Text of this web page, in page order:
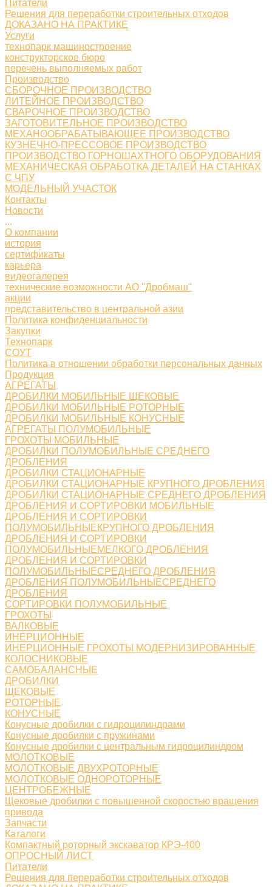
Питатели
Решения для переработки строительных отходов
ДОКАЗАНО НА ПРАКТИКЕ
Услуги
технопарк машиностроение
конструкторское бюро
перечень выполняемых работ
Производство
СБОРОЧНОЕ ПРОИЗВОДСТВО
ЛИТЕЙНОЕ ПРОИЗВОДСТВО
СВАРОЧНОЕ ПРОИЗВОДСТВО
ЗАГОТОВИТЕЛЬНОЕ ПРОИЗВОДСТВО
МЕХАНООБРАБАТЫВАЮЩЕЕ ПРОИЗВОДСТВО
КУЗНЕЧНО-ПРЕССОВОЕ ПРОИЗВОДСТВО
ПРОИЗВОДСТВО ГОРНОШАХТНОГО ОБОРУДОВАНИЯ
МЕХАНИЧЕСКАЯ ОБРАБОТКА ДЕТАЛЕЙ НА СТАНКАХ
С ЧПУ
МОДЕЛЬНЫЙ УЧАСТОК
Контакты
Новости
...
О компании
история
сертификаты
карьера
видеогалерея
технические возможности АО "Дробмаш"
акции
представительство в центральной азии
Политика конфиденциальности
Закупки
Технопарк
СОУТ
Политика в отношении обработки персональных данных
Продукция
АГРЕГАТЫ
ДРОБИЛКИ МОБИЛЬНЫЕ ЩЕКОВЫЕ
ДРОБИЛКИ МОБИЛЬНЫЕ РОТОРНЫЕ
ДРОБИЛКИ МОБИЛЬНЫЕ КОНУСНЫЕ
АГРЕГАТЫ ПОЛУМОБИЛЬНЫЕ
ГРОХОТЫ МОБИЛЬНЫЕ
ДРОБИЛКИ ПОЛУМОБИЛЬНЫЕ СРЕДНЕГО
ДРОБЛЕНИЯ
ДРОБИЛКИ СТАЦИОНАРНЫЕ
ДРОБИЛКИ СТАЦИОНАРНЫЕ КРУПНОГО ДРОБЛЕНИЯ
ДРОБИЛКИ СТАЦИОНАРНЫЕ СРЕДНЕГО ДРОБЛЕНИЯ
ДРОБЛЕНИЯ И СОРТИРОВКИ МОБИЛЬНЫЕ
ДРОБЛЕНИЯ И СОРТИРОВКИ
ПОЛУМОБИЛЬНЫЕКРУПНОГО ДРОБЛЕНИЯ
ДРОБЛЕНИЯ И СОРТИРОВКИ
ПОЛУМОБИЛЬНЫЕМЕЛКОГО ДРОБЛЕНИЯ
ДРОБЛЕНИЯ И СОРТИРОВКИ
ПОЛУМОБИЛЬНЫЕСРЕДНЕГО ДРОБЛЕНИЯ
ДРОБЛЕНИЯ ПОЛУМОБИЛЬНЫЕСРЕДНЕГО
ДРОБЛЕНИЯ
СОРТИРОВКИ ПОЛУМОБИЛЬНЫЕ
ГРОХОТЫ
ВАЛКОВЫЕ
ИНЕРЦИОННЫЕ
ИНЕРЦИОННЫЕ ГРОХОТЫ МОДЕРНИЗИРОВАННЫЕ
КОЛОСНИКОВЫЕ
САМОБАЛАНСНЫЕ
ДРОБИЛКИ
ЩЕКОВЫЕ
РОТОРНЫЕ
КОНУСНЫЕ
Конусные дробилки с гидроцилиндрами
Конусные дробилки с пружинами
Конусные дробилки с центральным гидроцилиндром
МОЛОТКОВЫЕ
МОЛОТКОВЫЕ ДВУХРОТОРНЫЕ
МОЛОТКОВЫЕ ОДНОРОТОРНЫЕ
ЦЕНТРОБЕЖНЫЕ
Щековые дробилки с повышенной скоростью вращения
привода
Запчасти
Каталоги
Компактный роторный экскаватор КРЭ-400
ОПРОСНЫЙ ЛИСТ
Питатели
Решения для переработки строительных отходов